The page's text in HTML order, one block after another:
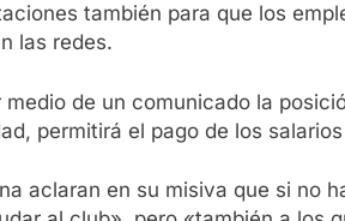
también para que los
las redes.
de un comunicado la
permitirá el pago de los
aclaran en su misiva que si no